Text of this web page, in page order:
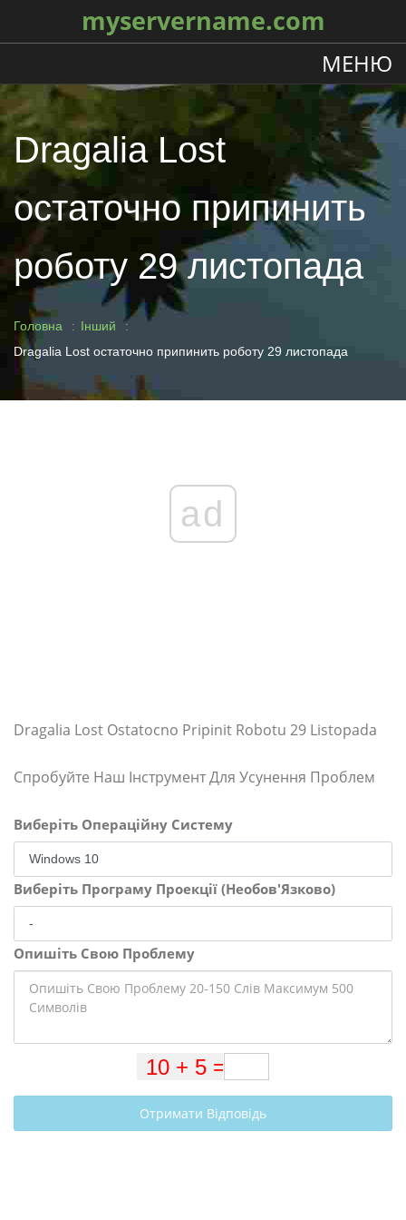
myservername.com
МЕНЮ
Dragalia Lost
остаточно припинить
роботу 29 листопада
Головна
Інший
Dragalia Lost остаточно припинить роботу 29 листопада
ad
Dragalia Lost Ostatocno Pripinit Robotu 29 Listopada
Спробуйте Наш Інструмент Для Усунення Проблем
Виберіть Операційну Систему
Виберіть Програму Проекції (Необов'Язково)
Опишіть Свою Проблему
Отримати Відповідь